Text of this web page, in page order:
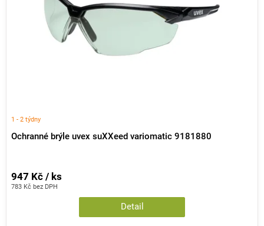
Ochranné brýle uvex suXXeed variomatic 9181880
1 - 2 týdny
783 Kč bez DPH
947 Kč / ks
Detail